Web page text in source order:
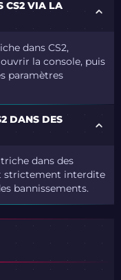
CS2 VIA LA
dans CS2,
la console, puis
paramètres
DANS DES
dans des
strictement interdite
bannissements.